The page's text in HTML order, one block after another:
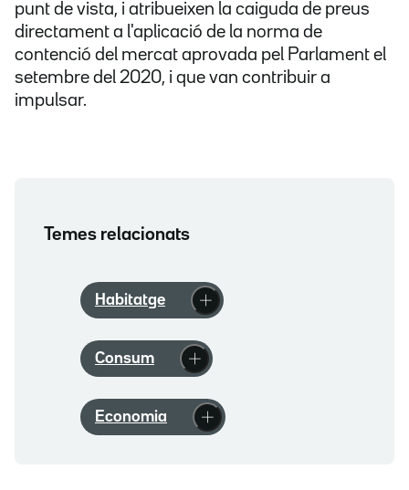
punt de vista, i atribueixen la caiguda de preus
directament a l'aplicació de la norma de
contenció del mercat aprovada pel Parlament el
setembre del 2020, i que van contribuir a
impulsar.
Temes relacionats
Habitatge
Consum
Economia